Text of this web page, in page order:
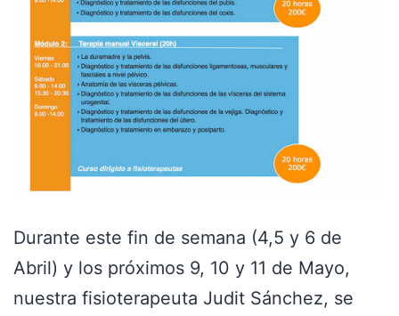
Durante este fin de semana (4,5 y 6 de
Abril) y los próximos 9, 10 y 11 de Mayo,
nuestra fisioterapeuta Judit Sánchez, se